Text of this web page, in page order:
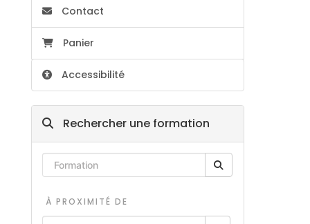
Contact
Panier
Accessibilité
Rechercher une formation
À PROXIMITÉ DE